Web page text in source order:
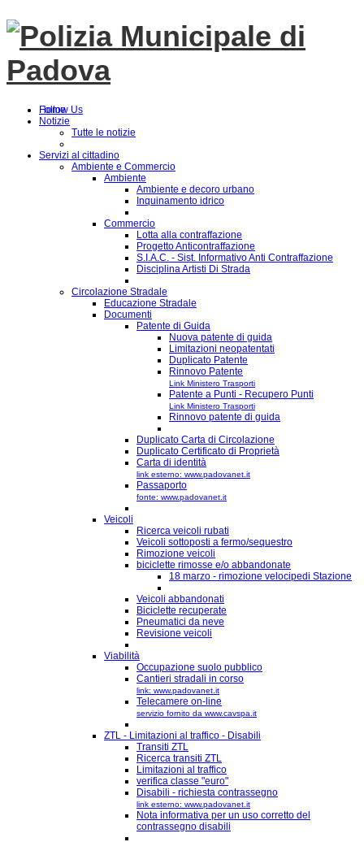
Follow Us
Home
Notizie
Tutte le notizie
Servizi al cittadino
Ambiente e Commercio
Ambiente
Ambiente e decoro urbano
Inquinamento idrico
Commercio
Lotta alla contraffazione
Progetto Anticontraffazione
S.I.A.C. - Sist. Informativo Anti Contraffazione
Disciplina Artisti Di Strada
Circolazione Stradale
Educazione Stradale
Documenti
Patente di Guida
Nuova patente di guida
Limitazioni neopatentati
Duplicato Patente
Rinnovo Patente
Link Ministero Trasporti
Patente a Punti - Recupero Punti
Link Ministero Trasporti
Rinnovo patente di guida
Duplicato Carta di Circolazione
Duplicato Certificato di Proprietà
Carta di identità
link esterno: www.padovanet.it
Passaporto
fonte: www.padovanet.it
Veicoli
Ricerca veicoli rubati
Veicoli sottoposti a fermo/sequestro
Rimozione veicoli
biciclette rimosse e/o abbandonate
18 marzo - rimozione velocipedi Stazione
Veicoli abbandonati
Biciclette recuperate
Pneumatici da neve
Revisione veicoli
Viabilità
Occupazione suolo pubblico
Cantieri stradali in corso
link: www.padovanet.it
Telecamere on-line
servizio fornito da www.cavspa.it
ZTL - Limitazioni al traffico - Disabili
Transiti ZTL
Ricerca transiti ZTL
Limitazioni al traffico
verifica classe "euro"
Disabili - richiesta contrassegno
link esterno: www.padovanet.it
Nota informativa per un uso corretto del
contrassegno disabili